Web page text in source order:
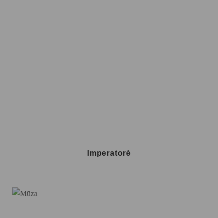
Imperatorė